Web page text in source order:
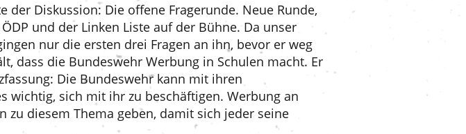
der Diskussion: Die offene Fragerunde. Neue Runde,
und der Linken Liste auf der Bühne. Da unser
nur die ersten drei Fragen an ihn, bevor er weg
dass die Bundeswehr Werbung in Schulen macht. Er
Die Bundeswehr kann mit ihren
wichtig, sich mit ihr zu beschäftigen. Werbung an
zu diesem Thema geben, damit sich jeder seine